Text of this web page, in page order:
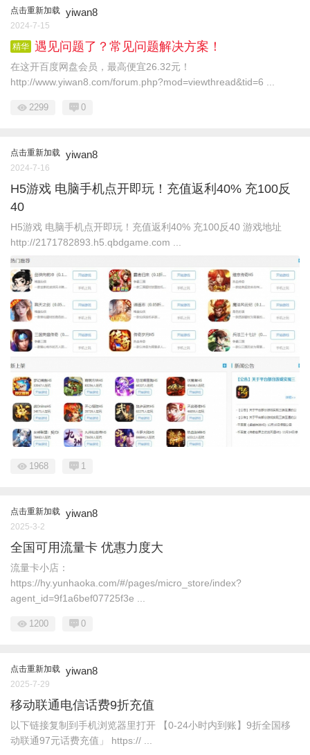
点击重新加载 yiwan8
2024-7-15
精华 遇见问题了？常见问题解决方案！
在这开百度网盘会员，最高便宜26.32元！
http://www.yiwan8.com/forum.php?mod=viewthread&tid=6 ...
2299 0
点击重新加载 yiwan8
2024-7-16
H5游戏 电脑手机点开即玩！充值返利40% 充100反
40
H5游戏 电脑手机点开即玩！充值返利40% 充100反40 游戏地址
http://2171782893.h5.qbdgame.com ...
1968 1
点击重新加载 yiwan8
2025-3-2
全国可用流量卡 优惠力度大
流量卡小店：
https://hy.yunhaoka.com/#/pages/micro_store/index?
agent_id=9f1a6bef07725f3e ...
1200 0
点击重新加载 yiwan8
2025-7-29
移动联通电信话费9折充值
以下链接复制到手机浏览器里打开 【0-24小时内到账】9折全国移
动联通97元话费充值」 https:// ...